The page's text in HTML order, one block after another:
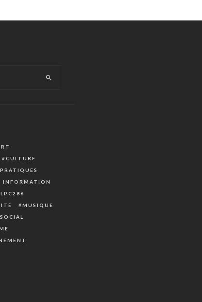
CULTURE
INFORMATION
LPC286
MUSIQUE
SOCIAL